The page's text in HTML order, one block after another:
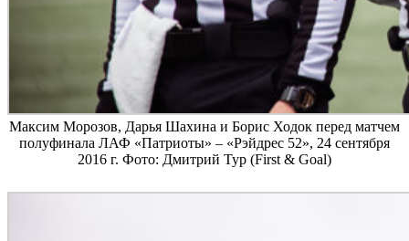
Максим Морозов, Дарья Шахина и Борис Ходок перед матчем
полуфинала ЛАФ «Патриоты» – «Рэйдрес 52», 24 сентября
2016 г. Фото: Дмитрий Тур (First & Goal)